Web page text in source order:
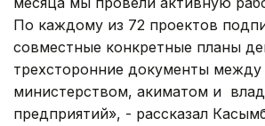
По каждому из 72 проектов
совместные конкретные планы
трехсторонние документы
министерством, акиматом и
предприятий», - рассказал